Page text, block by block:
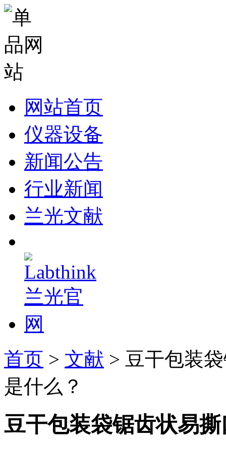
网站首页
仪器设备
新闻公告
行业新闻
兰光文献
首页 > 文献 > 豆干包装
是什么？
豆干包装袋锯齿状易